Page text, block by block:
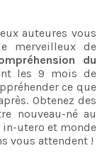
auteures vous
merveilleux de
du
les 9 mois de
ce que
Obtenez des
nouveau-né au
utero et monde
vous attendent !